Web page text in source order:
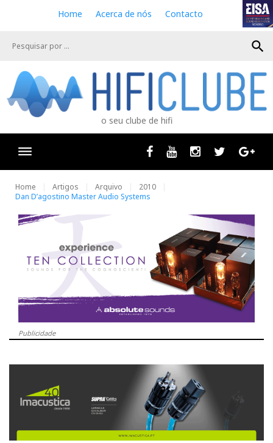
e
Home Acerca de nós Contacto
search
o seu clube de hifi
Facebook
Youtube InstagramTwitter
Home Artigos Arquivo
2010
Dan D’agostino Master Audio Systems
Publicidade